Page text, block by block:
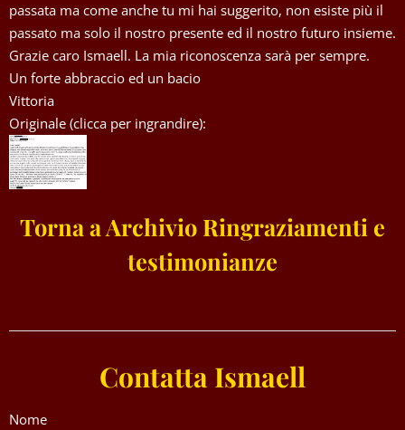
passata ma come anche tu mi hai suggerito, non esiste più il
passato ma solo il nostro presente ed il nostro futuro insieme.
Grazie caro Ismaell. La mia riconoscenza sarà per sempre.
Un forte abbraccio ed un bacio
Vittoria
Originale (clicca per ingrandire):
Torna a Archivio Ringraziamenti e
testimonianze
Contatta Ismaell
Nome